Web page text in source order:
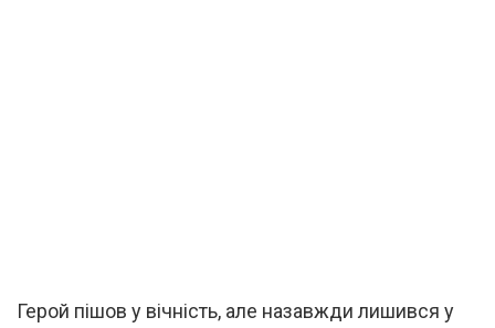
Герой пішов у вічність, але назавжди лишився у